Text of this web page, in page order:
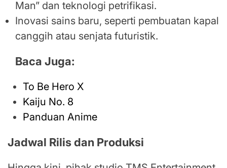
Man” dan teknologi petrifikasi.
Inovasi sains baru, seperti pembuatan kapal
canggih atau senjata futuristik.
Baca Juga:
To Be Hero X
Kaiju No. 8
Panduan Anime
Jadwal Rilis dan Produksi